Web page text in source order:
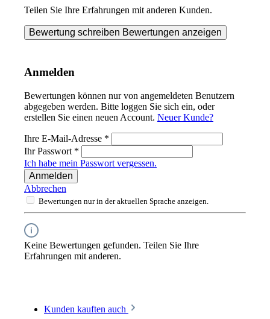
Teilen Sie Ihre Erfahrungen mit anderen Kunden.
Bewertung schreiben Bewertungen anzeigen
Anmelden
Bewertungen können nur von angemeldeten Benutzern
abgegeben werden. Bitte loggen Sie sich ein, oder
erstellen Sie einen neuen Account. Neuer Kunde?
Ihre E-Mail-Adresse *
Ihr Passwort *
Ich habe mein Passwort vergessen.
Anmelden
Abbrechen
Bewertungen nur in der aktuellen Sprache anzeigen.
Keine Bewertungen gefunden. Teilen Sie Ihre
Erfahrungen mit anderen.
Kunden kauften auch